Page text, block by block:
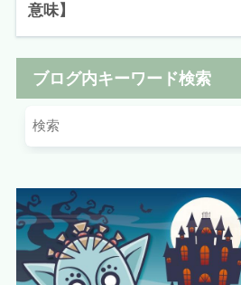
意味】
ブログ内キーワード検索